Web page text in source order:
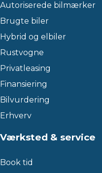
Autoriserede bilmærker
Brugte biler
Hybrid og elbiler
Rustvogne
Privatleasing
Finansiering
Bilvurdering
Erhverv
Værksted & service
Book tid